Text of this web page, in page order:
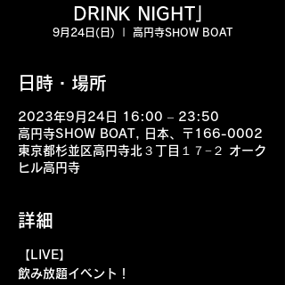
DRINK NIGHT」
9月24日(日) 高円寺SHOW BOAT
日時・場所
2023年9月24日 16:00 – 23:50
高円寺SHOW BOAT, 日本、〒166-0002
東京都杉並区高円寺北３丁目１７−２ オーク
ヒル高円寺
詳細
【LIVE】
飲み放題イベント！